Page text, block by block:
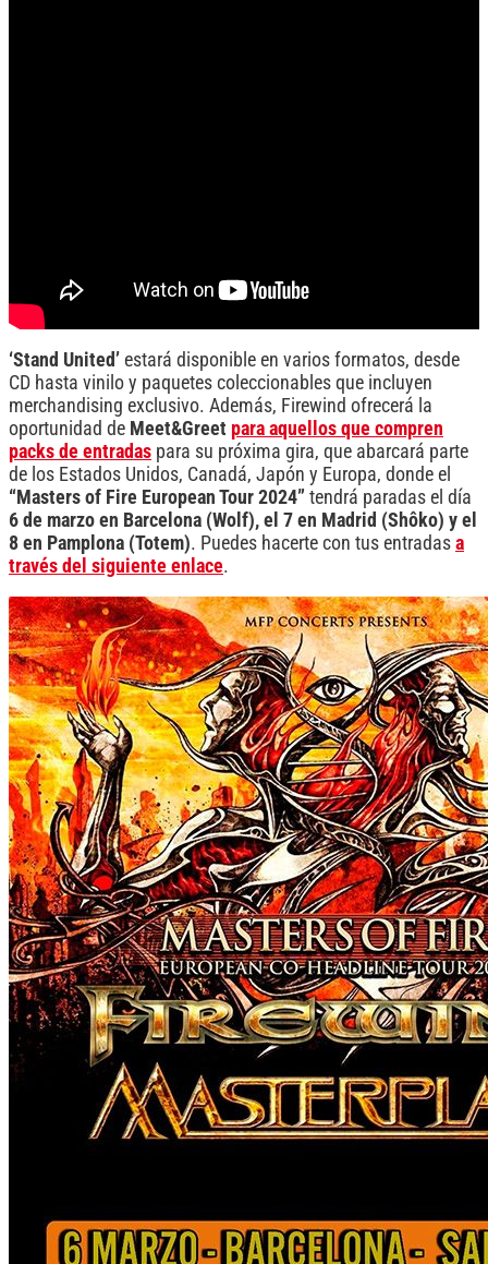
‘Stand United’ estará disponible en varios formatos, desde
CD hasta vinilo y paquetes coleccionables que incluyen
merchandising exclusivo. Además, Firewind ofrecerá la
oportunidad de Meet&Greet para aquellos que compren
packs de entradas para su próxima gira, que abarcará parte
de los Estados Unidos, Canadá, Japón y Europa, donde el
“Masters of Fire European Tour 2024” tendrá paradas el día
6 de marzo en Barcelona (Wolf), el 7 en Madrid (Shôko) y el
8 en Pamplona (Totem). Puedes hacerte con tus entradas a
través del siguiente enlace.